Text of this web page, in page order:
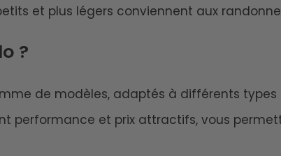
et plus légers conviennent aux
?
de modèles, adaptés à différents
performance et prix attractifs, vous